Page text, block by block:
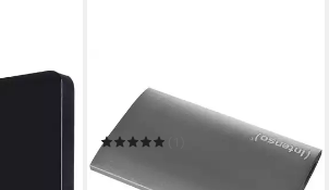
2,5"
Intenso Portable SSD
Premium 128 GB, (USB-A 3.2
externe SSD
in 3-4 Werktagen bei dir